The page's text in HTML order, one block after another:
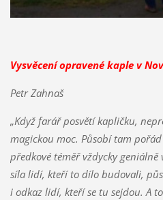
Vysvěcení opravené kaple v
Petr Zahnaš
„Když farář posvětí kapličku,
magickou moc. Působí tam
předkové téměř vždycky
síla lidí, kteří to dílo budovali,
i odkaz lidí, kteří se tu sejdou. A